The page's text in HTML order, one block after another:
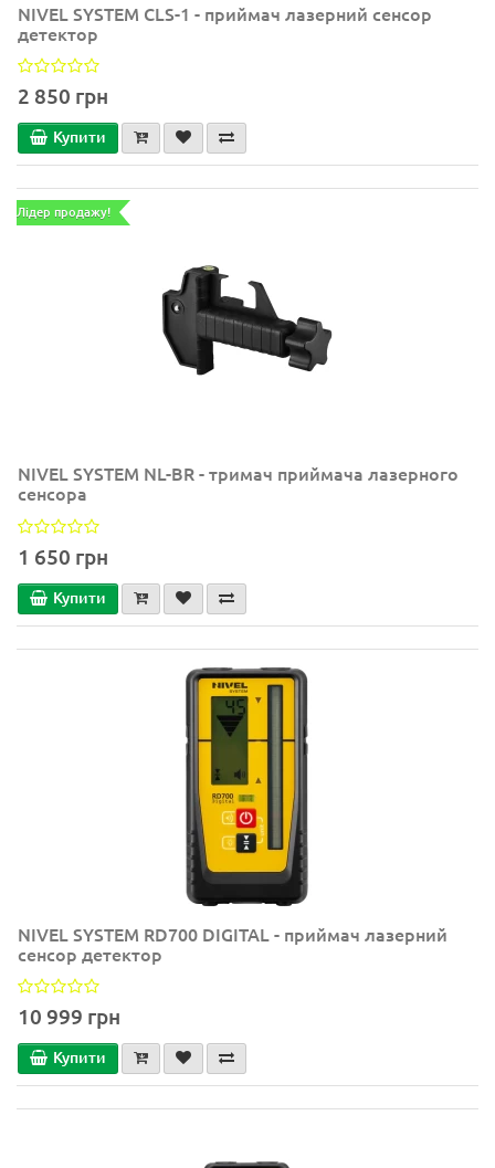
NIVEL SYSTEM CLS-1 - приймач лазерний сенсор
детектор
2 850 грн
Купити
Лідер продажу!
NIVEL SYSTEM NL-BR - тримач приймача лазерного
сенсора
1 650 грн
Купити
NIVEL SYSTEM RD700 DIGITAL - приймач лазерний
сенсор детектор
10 999 грн
Купити